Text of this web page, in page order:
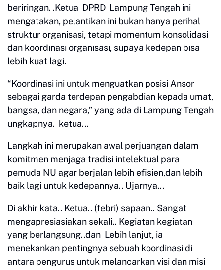
beriringan. .Ketua DPRD Lampung Tengah ini
mengatakan, pelantikan ini bukan hanya perihal
struktur organisasi, tetapi momentum konsolidasi
dan koordinasi organisasi, supaya kedepan bisa
lebih kuat lagi.
“Koordinasi ini untuk menguatkan posisi Ansor
sebagai garda terdepan pengabdian kepada umat,
bangsa, dan negara,” yang ada di Lampung Tengah
ungkapnya. ketua...
Langkah ini merupakan awal perjuangan dalam
komitmen menjaga tradisi intelektual para
pemuda NU agar berjalan lebih efisien,dan lebih
baik lagi untuk kedepannya.. Ujarnya...
Di akhir kata.. Ketua.. (febri) sapaan.. Sangat
mengapresiasiakan sekali.. Kegiatan kegiatan
yang berlangsung..dan Lebih lanjut, ia
menekankan pentingnya sebuah koordinasi di
antara pengurus untuk melancarkan visi dan misi